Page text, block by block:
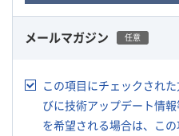
メールマガジン 任意
この項目にチェックされ
びに技術アップデート情
を希望される場合は、こ